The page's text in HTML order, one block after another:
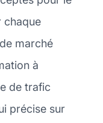
chaque
marché
à
de trafic
précise sur